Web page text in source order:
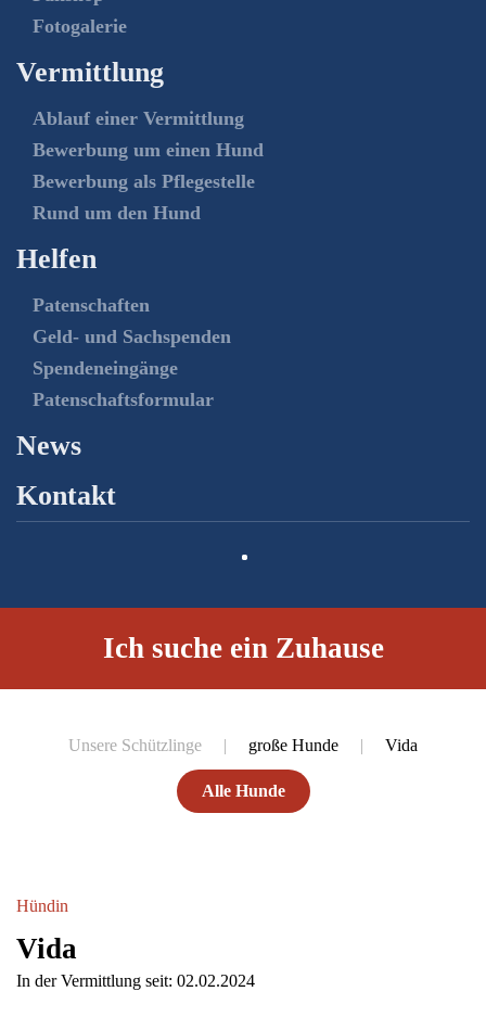
Fotogalerie
Vermittlung
Ablauf einer Vermittlung
Bewerbung um einen Hund
Bewerbung als Pflegestelle
Rund um den Hund
Helfen
Patenschaften
Geld- und Sachspenden
Spendeneingänge
Patenschaftsformular
News
Kontakt
Ich suche ein Zuhause
Unsere Schützlinge große Hunde Vida
Alle Hunde
Hündin
Vida
In der Vermittlung seit: 02.02.2024